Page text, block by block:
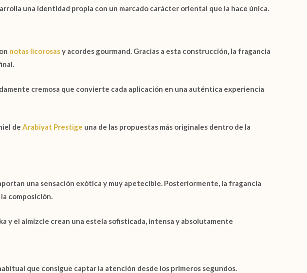
una identidad propia con un marcado carácter oriental que la hace única.
notas licorosasy acordes gourmand. Gracias a esta construcción, la fragancia
cremosa que convierte cada aplicación en una auténtica experiencia
de Arabiyat Prestige una de las propuestas más originales dentro de la
una sensación exótica y muy apetecible. Posteriormente, la fragancia
composición.
y el almizcle crean una estela sofisticada, intensa y absolutamente
que consigue captar la atención desde los primeros segundos.